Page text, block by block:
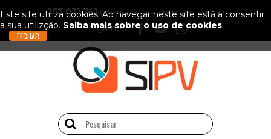
253 031 741 (Chamada para a rede fixa nacional)
Siga-nos
Este site utiliza cookies. Ao navegar neste site está a consentir
a sua utilizção. Saiba mais sobre o uso de cookies